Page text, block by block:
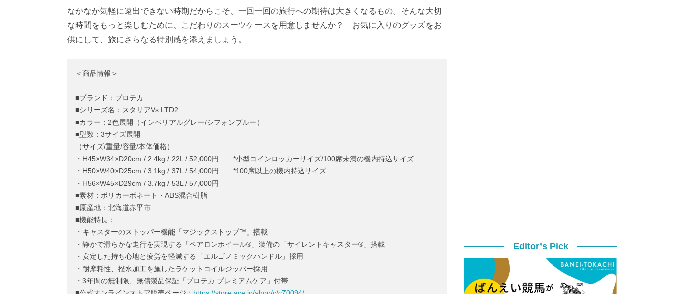
なかなか気軽に遠出できない時期だからこそ、一回一回の旅行への期待は大きくなるもの。そんな大切
な時間をもっと楽しむために、こだわりのスーツケースを用意しませんか？ お気に入りのグッズをお
供にして、旅にさらなる特別感を添えましょう。
＜商品情報＞
■ブランド：プロテカ
■シリーズ名：スタリアVs LTD2
■カラー：2色展開（インペリアルグレー/シフォンブルー）
■型数：3サイズ展開
（サイズ/重量/容量/本体価格）
・H45×W34×D20cm / 2.4kg / 22L / 52,000円 *小型コインロッカーサイズ/100席未満の機内持込サイズ
・H50×W40×D25cm / 3.1kg / 37L / 54,000円 *100席以上の機内持込サイズ
・H56×W45×D29cm / 3.7kg / 53L / 57,000円
■素材：ポリカーボネート・ABS混合樹脂
■原産地：北海道赤平市
■機能特長：
・キャスターのストッパー機能「マジックストップ™」搭載
・静かで滑らかな走行を実現する「ベアロンホイール®」装備の「サイレントキャスター®」搭載
・安定した持ち心地と疲労を軽減する「エルゴノミックハンドル」採用
・耐摩耗性、撥水加工を施したラケットコイルジッパー採用
・3年間の無制限、無償製品保証「プロテカ プレミアムケア」付帯
Editor’s Pick